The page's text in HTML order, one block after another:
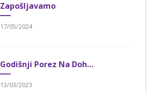
Zapošljavamo
17/05/2024
Godišnji Porez Na Dohodak Građana Nakon Usvojenih Izmena I Dopuna Zakona O Porezu Na Dohodak Građana
13/03/2023